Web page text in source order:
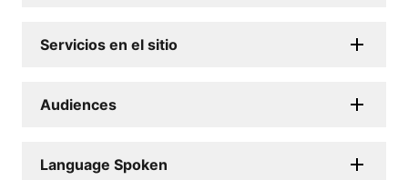
Servicios en el sitio
Audiences
Language Spoken